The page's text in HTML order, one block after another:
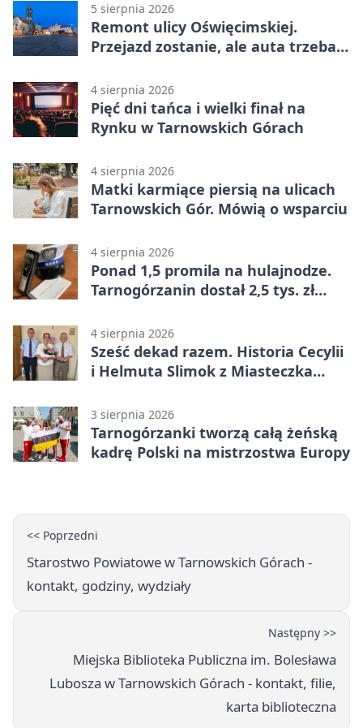
5 sierpnia 2026
Remont ulicy Oświęcimskiej.
Przejazd zostanie, ale auta trzeba
4 sierpnia 2026
Pięć dni tańca i wielki finał na
Rynku w Tarnowskich Górach
4 sierpnia 2026
Matki karmiące piersią na ulicach
Tarnowskich Gór. Mówią o wsparciu
4 sierpnia 2026
Ponad 1,5 promila na hulajnodze.
Tarnogórzanin dostał 2,5 tys. zł
4 sierpnia 2026
Sześć dekad razem. Historia Cecylii
i Helmuta Slimok z Miasteczka
3 sierpnia 2026
Tarnogórzanki tworzą całą żeńską
kadrę Polski na mistrzostwa Europy
<< Poprzedni
Starostwo Powiatowe w Tarnowskich Górach -
kontakt, godziny, wydziały
Następny >>
Miejska Biblioteka Publiczna im. Bolesława
Lubosza w Tarnowskich Górach - kontakt, filie,
karta biblioteczna